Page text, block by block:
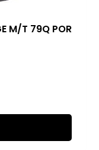
M/T 79Q POR